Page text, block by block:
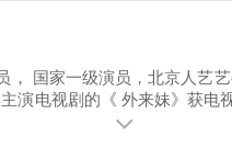
国家一级演员，北京人艺
电视剧的《 外来妹》获
最佳女演员。2009年凭电